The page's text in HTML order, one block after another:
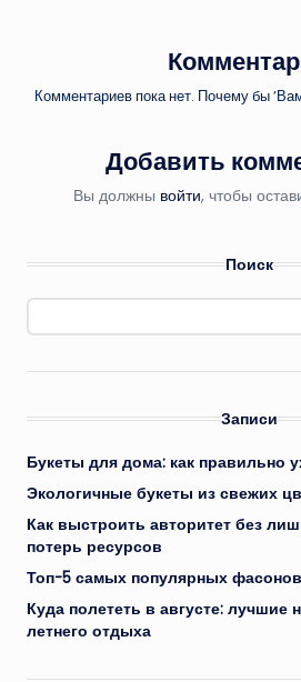
Комментариев пока нет. Почему бы
Добавить
Вы должны войти, чтобы
Поиск
Записи
Букеты для дома: как правильно
Экологичные букеты из свежих
Как выстроить авторитет без
потерь ресурсов
Топ-5 самых популярных
Куда полететь в августе: лучшие
летнего отдыха